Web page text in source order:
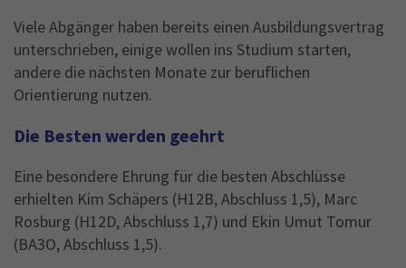
Viele Abgänger haben bereits einen Ausbildungsvertrag
unterschrieben, einige wollen ins Studium starten,
andere die nächsten Monate zur beruflichen
Orientierung nutzen.
Die Besten werden geehrt
Eine besondere Ehrung für die besten Abschlüsse
erhielten Kim Schäpers (H12B, Abschluss 1,5), Marc
Rosburg (H12D, Abschluss 1,7) und Ekin Umut Tomur
(BA3O, Abschluss 1,5).